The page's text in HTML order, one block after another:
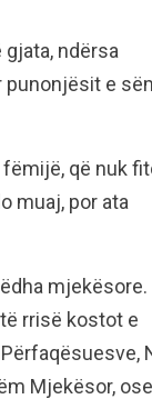
ndërsa
e
që nuk
muaj, por ata
mjekësore.
rrisë kostot e
Mjekësor,